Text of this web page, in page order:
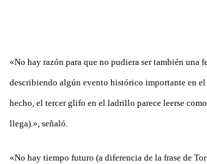
«No hay razón para que no pudiera ser también una
describiendo algún evento histórico importante en
hecho, el tercer glifo en el ladrillo parece leerse
llega).», señaló.
«No hay tiempo futuro (a diferencia de la frase de